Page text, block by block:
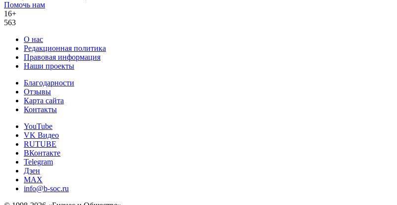
Помочь нам
16+
563
О нас
Редакционная политика
Правовая информация
Наши проекты
Благодарности
Отзывы
Карта сайта
Контакты
YouTube
VK Видео
RUTUBE
ВКонтакте
Telegram
Дзен
MAX
info@b-soc.ru